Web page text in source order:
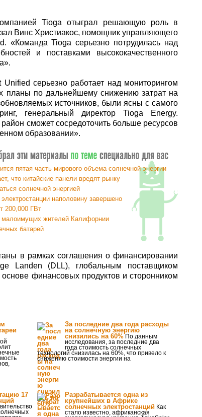
Tioga отыграл решающую роль в
Винс Христиакос, помощник управляющего
«Команда Tioga серьезно потрудилась над
и поставками высококачественного
серьезно работает над мониторингом
планы по дальнейшему снижению затрат на
источников, были ясны с самого
генеральный директор Tioga Energy.
сможет сосредоточить больше ресурсов
образовании».
пятая часть мирового объема солнечной энергии
что китайские панели вредят рынку
солнечной энергией
наполовину завершено
200,000 ГВт
малоимущих жителей Калифорнии
батарей
в рамках соглашения о финансировании
Landen (DLL), глобальным поставщиком
финансовых продуктов и сторонником
За последние два года расходы
на солнечную энергию
снизились на 60% По данным
исследования, за последние два
года стоимость солнечных
технологий снизилась на 60%, что привело к
снижению стоимости энергии на
17
Разрабатывается одна из
крупнейших в Африке
солнечных электростанций Как
стало известно, африканская